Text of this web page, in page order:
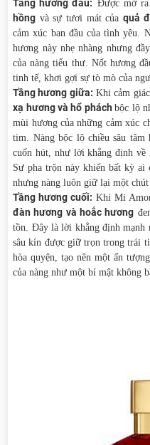
Tầng hương đầu: Được mở ra
hồng và sự tươi mát của quả
cảm xúc ban đầu của tình yêu.
hương này nhẹ nhàng nhưng
của nàng tiểu thư. Nốt hương
tinh tế, khơi gợi sự tò mò của
Tầng hương giữa: Khi cảm
xạ hương và hổ pháchbộc lộ
mùi hương của những cảm xúc
tim. Nàng bộc lộ chiều sâu tâm
cuốn hút, như lời khẳng định
Sự pha trộn này khiến bất kỳ ai
nhưng nàng luôn giữ lại một
Tầng hương cuối: Khi Mi
đàn hương và hoắc hương
tồn. Đây là lời khẳng định mạnh
sâu kín được giữ trọn trong trái
hòa quyện, tạo nên một ấn
của nàng như một bí mật không